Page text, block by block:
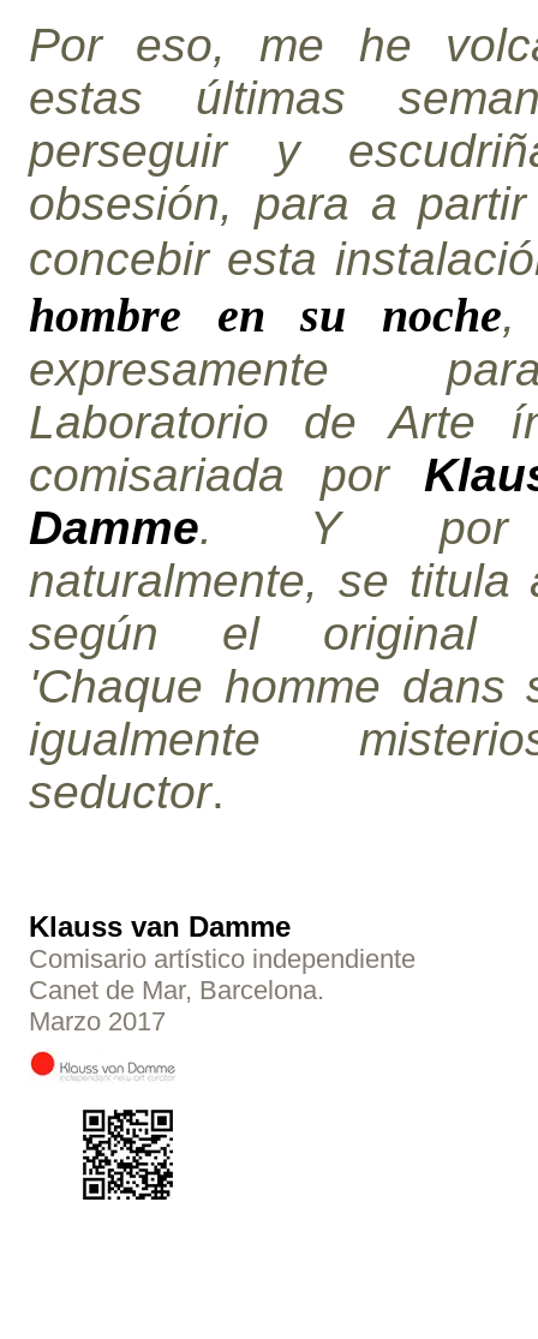
Por eso, me he
estas últimas
perseguir y
obsesión, para a
concebir esta
hombre en su noche,
expresamente
Laboratorio de Arte
comisariada por
Damme. Y por
naturalmente, se
según el original
'Chaque homme dans
igualmente
seductor.
Klauss van Damme
Comisario artístico independiente
Canet de Mar, Barcelona.
Marzo 2017